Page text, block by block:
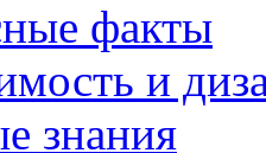
факты
и
знания